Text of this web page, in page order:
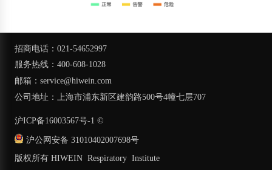
招商电话：021-54652997
服务热线：400-608-1028
邮箱：service@hiwein.com
公司地址：上海市浦东新区建韵路500号4幢七层707
沪ICP备16003567号-1 ©
沪公网安备 31010402007698号
版权所有 HIWEIN Respiratory Institute